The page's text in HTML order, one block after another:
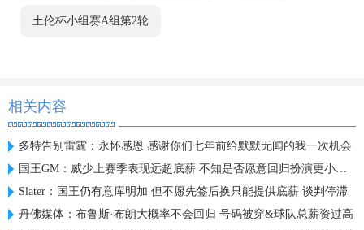
土伦杯小组赛A组第2轮
相关内容
多特告别雷霆：永怀感恩 感谢你们七年前给默默无闻的我一次机会
国王GM：威少上赛季表现远超底薪 不知是否愿意回归扮演更小角色
Slater：国王仍有意库明加 但不愿先签后换只能提供底薪 谈判停滞
丹佛媒体：布鲁斯·布朗大概率不会回归 号码被穿&球队总薪资过高